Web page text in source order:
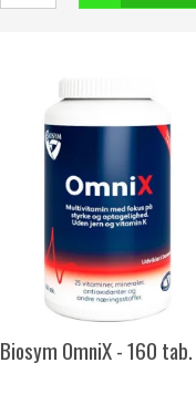
Biosym OmniX - 160 tab.